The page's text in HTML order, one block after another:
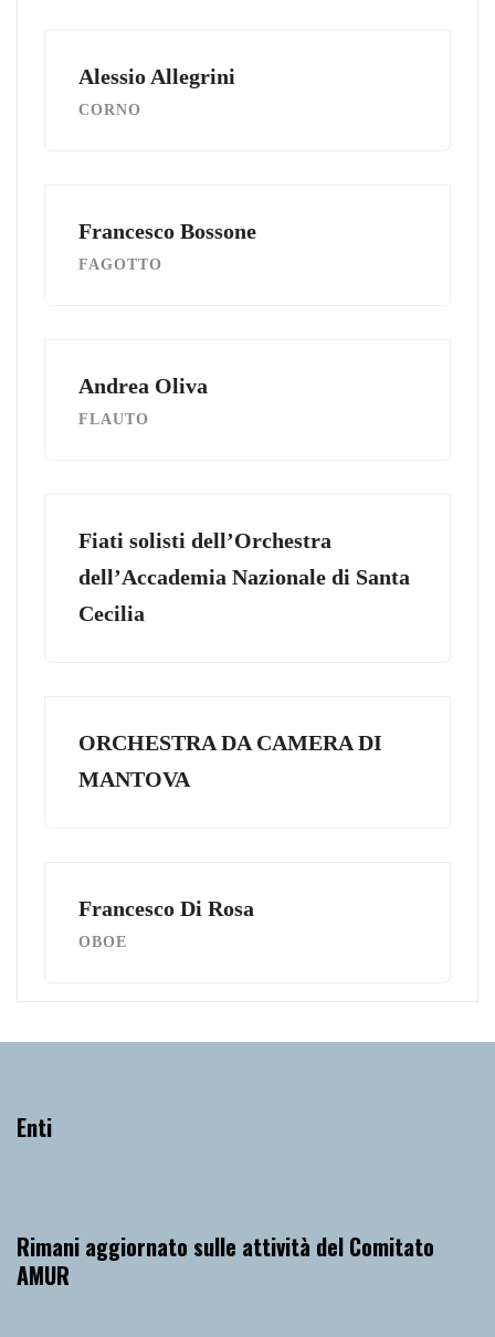
Alessio Allegrini
CORNO
Francesco Bossone
FAGOTTO
Andrea Oliva
FLAUTO
Fiati solisti dell’Orchestra
dell’Accademia Nazionale di Santa
Cecilia
ORCHESTRA DA CAMERA DI
MANTOVA
Francesco Di Rosa
OBOE
Enti
Rimani aggiornato sulle attività del Comitato
AMUR